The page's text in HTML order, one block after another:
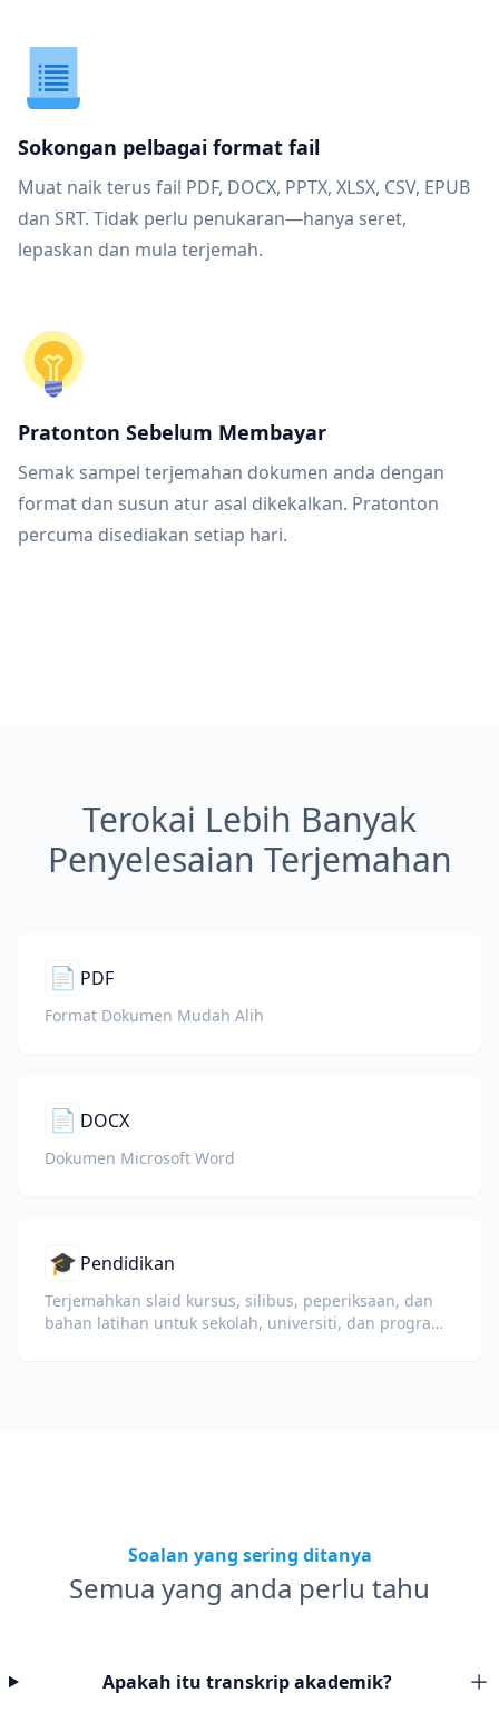
Sokongan pelbagai format fail
Muat naik terus fail PDF, DOCX, PPTX, XLSX, CSV, EPUB
dan SRT. Tidak perlu penukaran—hanya seret,
lepaskan dan mula terjemah.
Pratonton Sebelum Membayar
Semak sampel terjemahan dokumen anda dengan
format dan susun atur asal dikekalkan. Pratonton
percuma disediakan setiap hari.
Terokai Lebih Banyak
Penyelesaian Terjemahan
📄 PDF
Format Dokumen Mudah Alih
📄 DOCX
Dokumen Microsoft Word
🎓 Pendidikan
Terjemahkan slaid kursus, silibus, peperiksaan, dan
bahan latihan untuk sekolah, universiti, dan program
Soalan yang sering ditanya
Semua yang anda perlu tahu
Apakah itu transkrip akademik?